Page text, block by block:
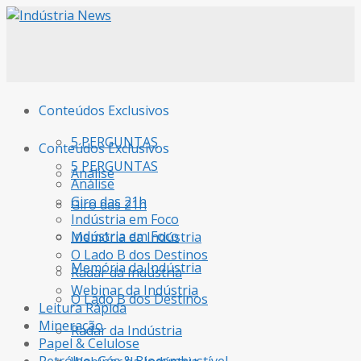
Conteúdos Exclusivos
5 PERGUNTAS
Análise
Giro das 21h
Indústria em Foco
Memória da Indústria
O Lado B dos Destinos
Radar da Indústria
Conteúdos Exclusivos
5 PERGUNTAS
Análise
Giro das 21h
Indústria em Foco
Memória da Indústria
O Lado B dos Destinos
Radar da Indústria
Webinar da Indústria
Leitura Rápida
Mineração
Papel & Celulose